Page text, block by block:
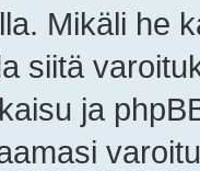
Mikäli he
siitä
ja